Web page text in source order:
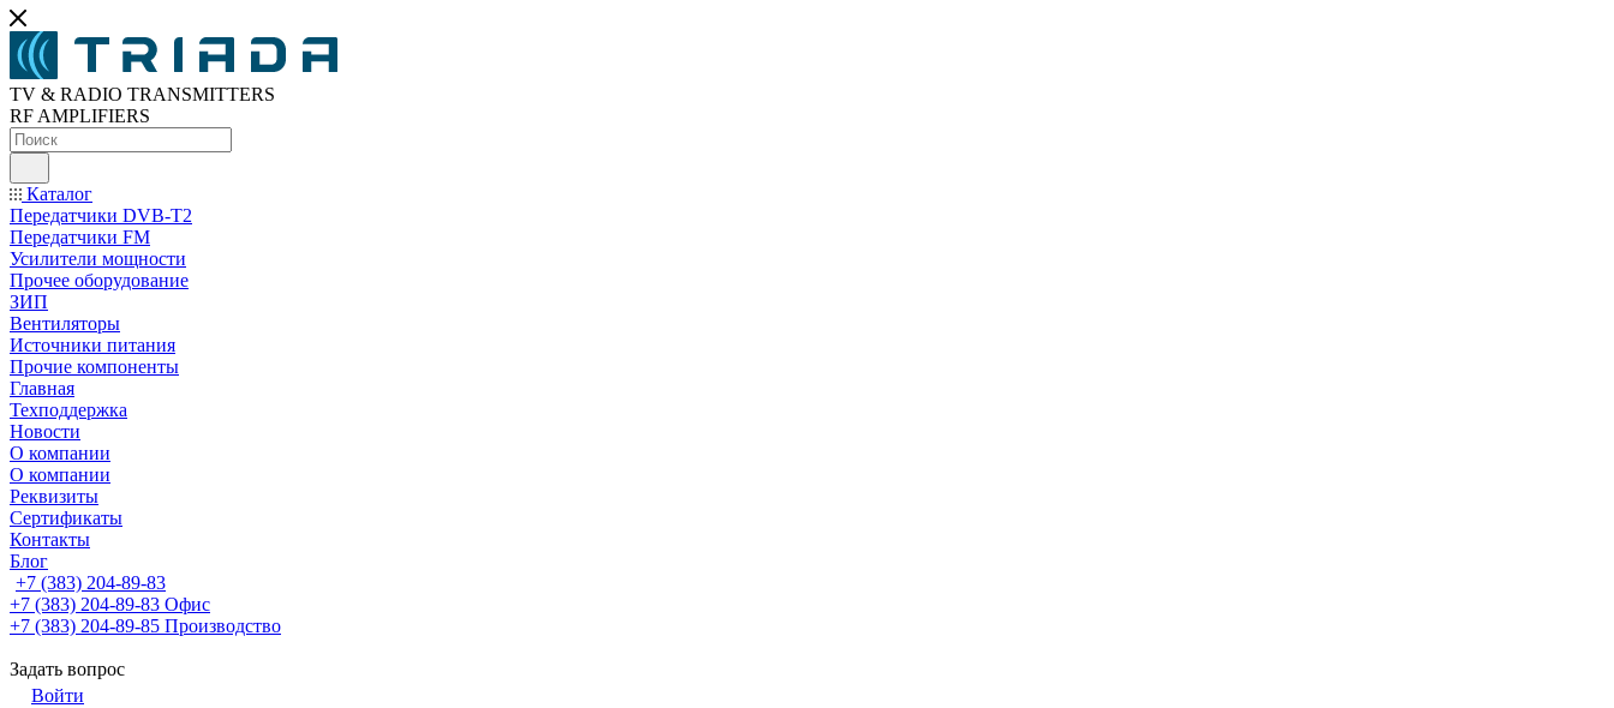
TV & RADIO TRANSMITTERS
RF AMPLIFIERS
Каталог
Передатчики DVB-T2
Передатчики FM
Усилители мощности
Прочее оборудование
ЗИП
Вентиляторы
Источники питания
Прочие компоненты
Главная
Техподдержка
Новости
О компании
О компании
Реквизиты
Сертификаты
Контакты
Блог
+7 (383) 204-89-83
+7 (383) 204-89-83 Офис
+7 (383) 204-89-85 Производство
Задать вопрос
Войти